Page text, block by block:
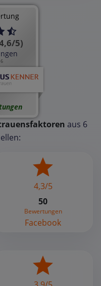
5)
aus 6
4,3/5
50
Bewertungen
Facebook